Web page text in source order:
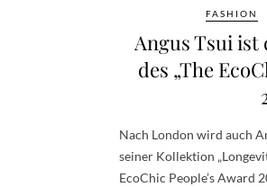
FASHION
Angus Tsui ist
des „The
Nach London wird auch
seiner Kollektion
EcoChic People’s Award